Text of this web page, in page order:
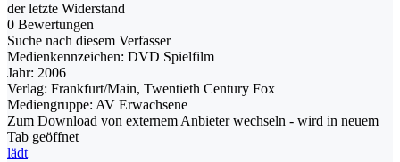
der letzte Widerstand
0 Bewertungen
Suche nach diesem Verfasser
Medienkennzeichen: DVD Spielfilm
Jahr: 2006
Verlag: Frankfurt/Main, Twentieth Century Fox
Mediengruppe: AV Erwachsene
Zum Download von externem Anbieter wechseln - wird in neuem
Tab geöffnet
lädt